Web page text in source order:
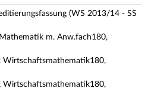
(WS 2013/14 - SS
m. Anw.fach180,
Wirtschaftsmathematik180,
Wirtschaftsmathematik180,